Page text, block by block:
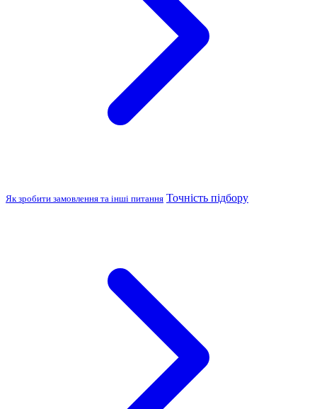
Як зробити замовлення та інші питання Точність підбору